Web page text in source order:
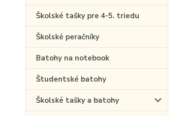
Školské tašky pre 4-5. triedu
Školské peračníky
Batohy na notebook
Študentské batohy
Školské tašky a batohy